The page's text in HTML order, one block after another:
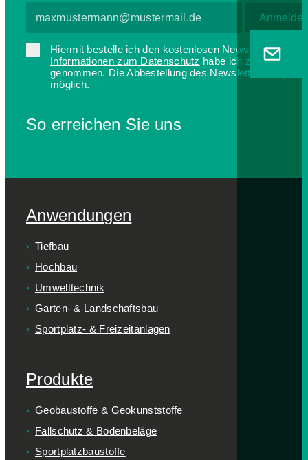
Hiermit bestelle ich den kostenlosen Newsletter. Die
Informationen zum Datenschutz habe ich zur Kenntnis
genommen. Die Abbestellung des Newsletters ist
möglich.
So erreichen Sie uns
Anwendungen
Tiefbau
Hochbau
Umwelttechnik
Garten- & Landschaftsbau
Sportplatz- & Freizeitanlagen
Produkte
Geobaustoffe & Geokunststoffe
Fallschutz & Bodenbeläge
Sportplatzbaustoffe